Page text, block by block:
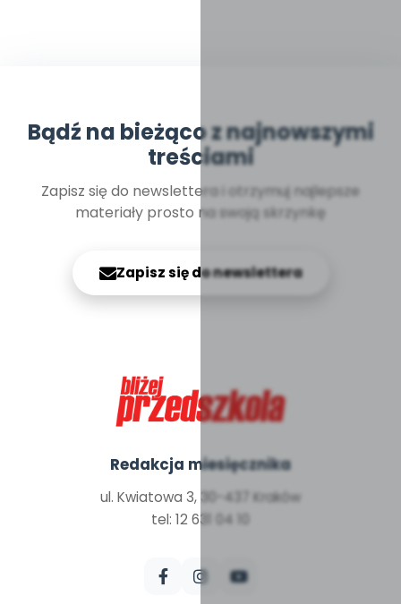
Bądź na bieżąco z najnowszymi
treściami
Zapisz się do newslettera i otrzymuj najlepsze
materiały prosto na swoją skrzynkę
Zapisz się do newslettera
Redakcja miesięcznika
ul. Kwiatowa 3, 30-437 Kraków
tel: 12 631 04 10